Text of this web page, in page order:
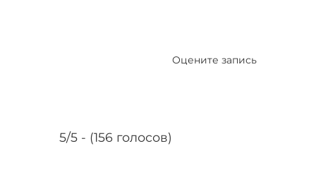
5/5 - (156 голосов)
Оцените запись